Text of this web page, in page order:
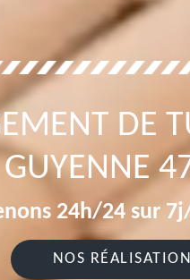
DE
GUYENNE
24h/24 sur
NOS